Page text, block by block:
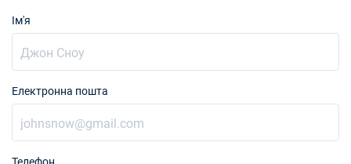
Ім'я
Електронна пошта